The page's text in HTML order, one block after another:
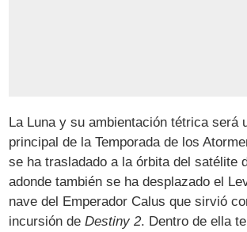
La Luna y su ambientación tétrica será
principal de la Temporada de los
se ha trasladado a la órbita del satélite
adonde también se ha desplazado el
nave del Emperador Calus que sirvió
incursión deDestiny 2. Dentro de ella